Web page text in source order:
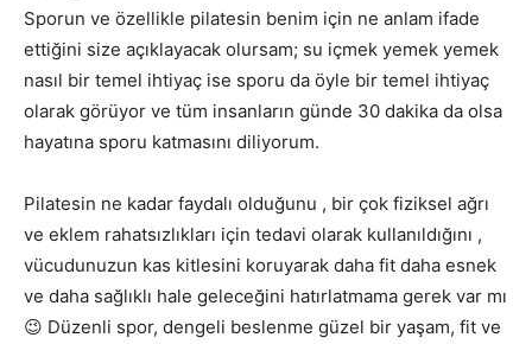
Sporun ve özellikle pilatesin benim için ne anlam ifade
ettiğini size açıklayacak olursam; su içmek yemek yemek
nasıl bir temel ihtiyaç ise sporu da öyle bir temel ihtiyaç
olarak görüyor ve tüm insanların günde 30 dakika da olsa
hayatına sporu katmasını diliyorum.
Pilatesin ne kadar faydalı olduğunu , bir çok fiziksel ağrı
ve eklem rahatsızlıkları için tedavi olarak kullanıldığını ,
vücudunuzun kas kitlesini koruyarak daha fit daha esnek
ve daha sağlıklı hale geleceğini hatırlatmama gerek var mı
😉 Düzenli spor, dengeli beslenme güzel bir yaşam, fit ve